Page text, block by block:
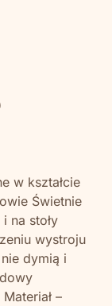
w kształcie
Świetnie
na stoły
wystroju
dymią i
–